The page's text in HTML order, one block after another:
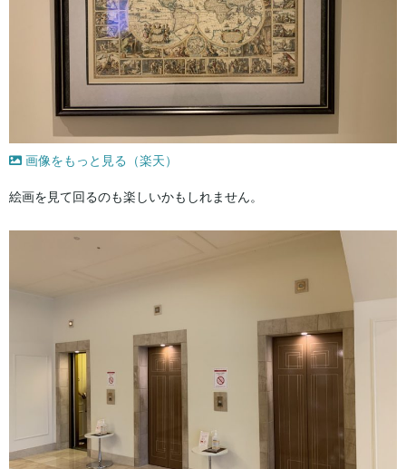
画像をもっと見る（楽天）
絵画を見て回るのも楽しいかもしれません。